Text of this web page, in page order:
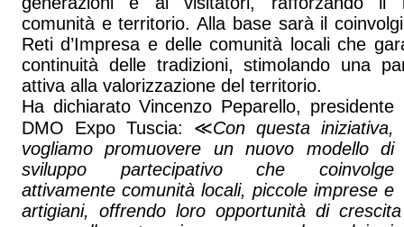
comunità e territorio. Alla base sarà il
Reti d’Impresa e delle comunità locali che
continuità delle tradizioni, stimolando una
attiva alla valorizzazione del territorio.
Ha dichiarato Vincenzo Peparello, presidente
DMO Expo Tuscia: ≪Con questa iniziativa,
vogliamo promuovere un nuovo modello di
sviluppo partecipativo che coinvolge
attivamente comunità locali, piccole imprese e
artigiani, offrendo loro opportunità di